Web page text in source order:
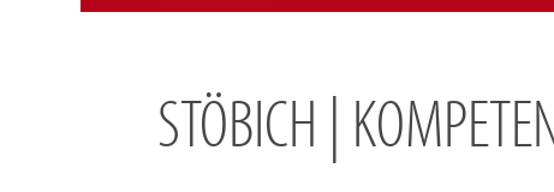
STÖBICH |